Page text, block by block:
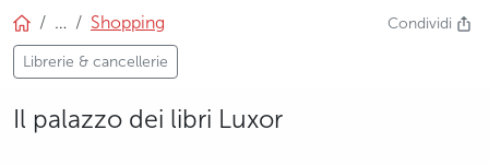
… Shopping
Librerie & cancellerie
Condividi
Il palazzo dei libri Luxor